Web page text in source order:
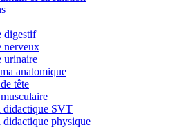
digestif
nerveux
urinaire
anatomique
tête
didactique SVT
didactique physique